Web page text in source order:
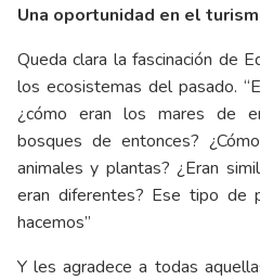
Una oportunidad en el
Queda clara la fascinación de
los ecosistemas del pasado.
¿cómo eran los mares de
bosques de entonces?
animales y plantas? ¿Eran
eran diferentes? Ese tipo de
hacemos”
Y les agradece a todas